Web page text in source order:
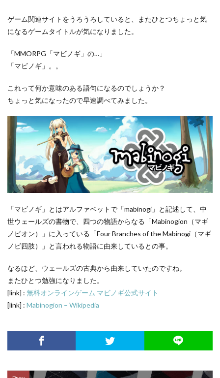
ゲーム関連サイトをうろうろしていると、またひとつちょっと気
になるゲームタイトルが気になりました。
「MMORPG「マビノギ」の…」
「マビノギ」。。
これって何か意味のある語句になるのでしょうか？
ちょっと気になったので早速調べてみました。
「マビノギ」とはアルファベットで「mabinogi」と記述して、中
世ウェールズの書物で、四つの物語からなる「Mabinogion（マギ
ノビオン）」に入っている「Four Branches of the Mabinogi（マギ
ノビ四肢）」と言われる物語に由来しているとの事。
なるほど、ウェールズの古典から由来していたのですね。
またひとつ勉強になりました。
[link] : 無料オンラインゲーム マビノギ公式サイト
[link] : Mabinogion – Wikipedia